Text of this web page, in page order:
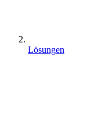
Lösungen